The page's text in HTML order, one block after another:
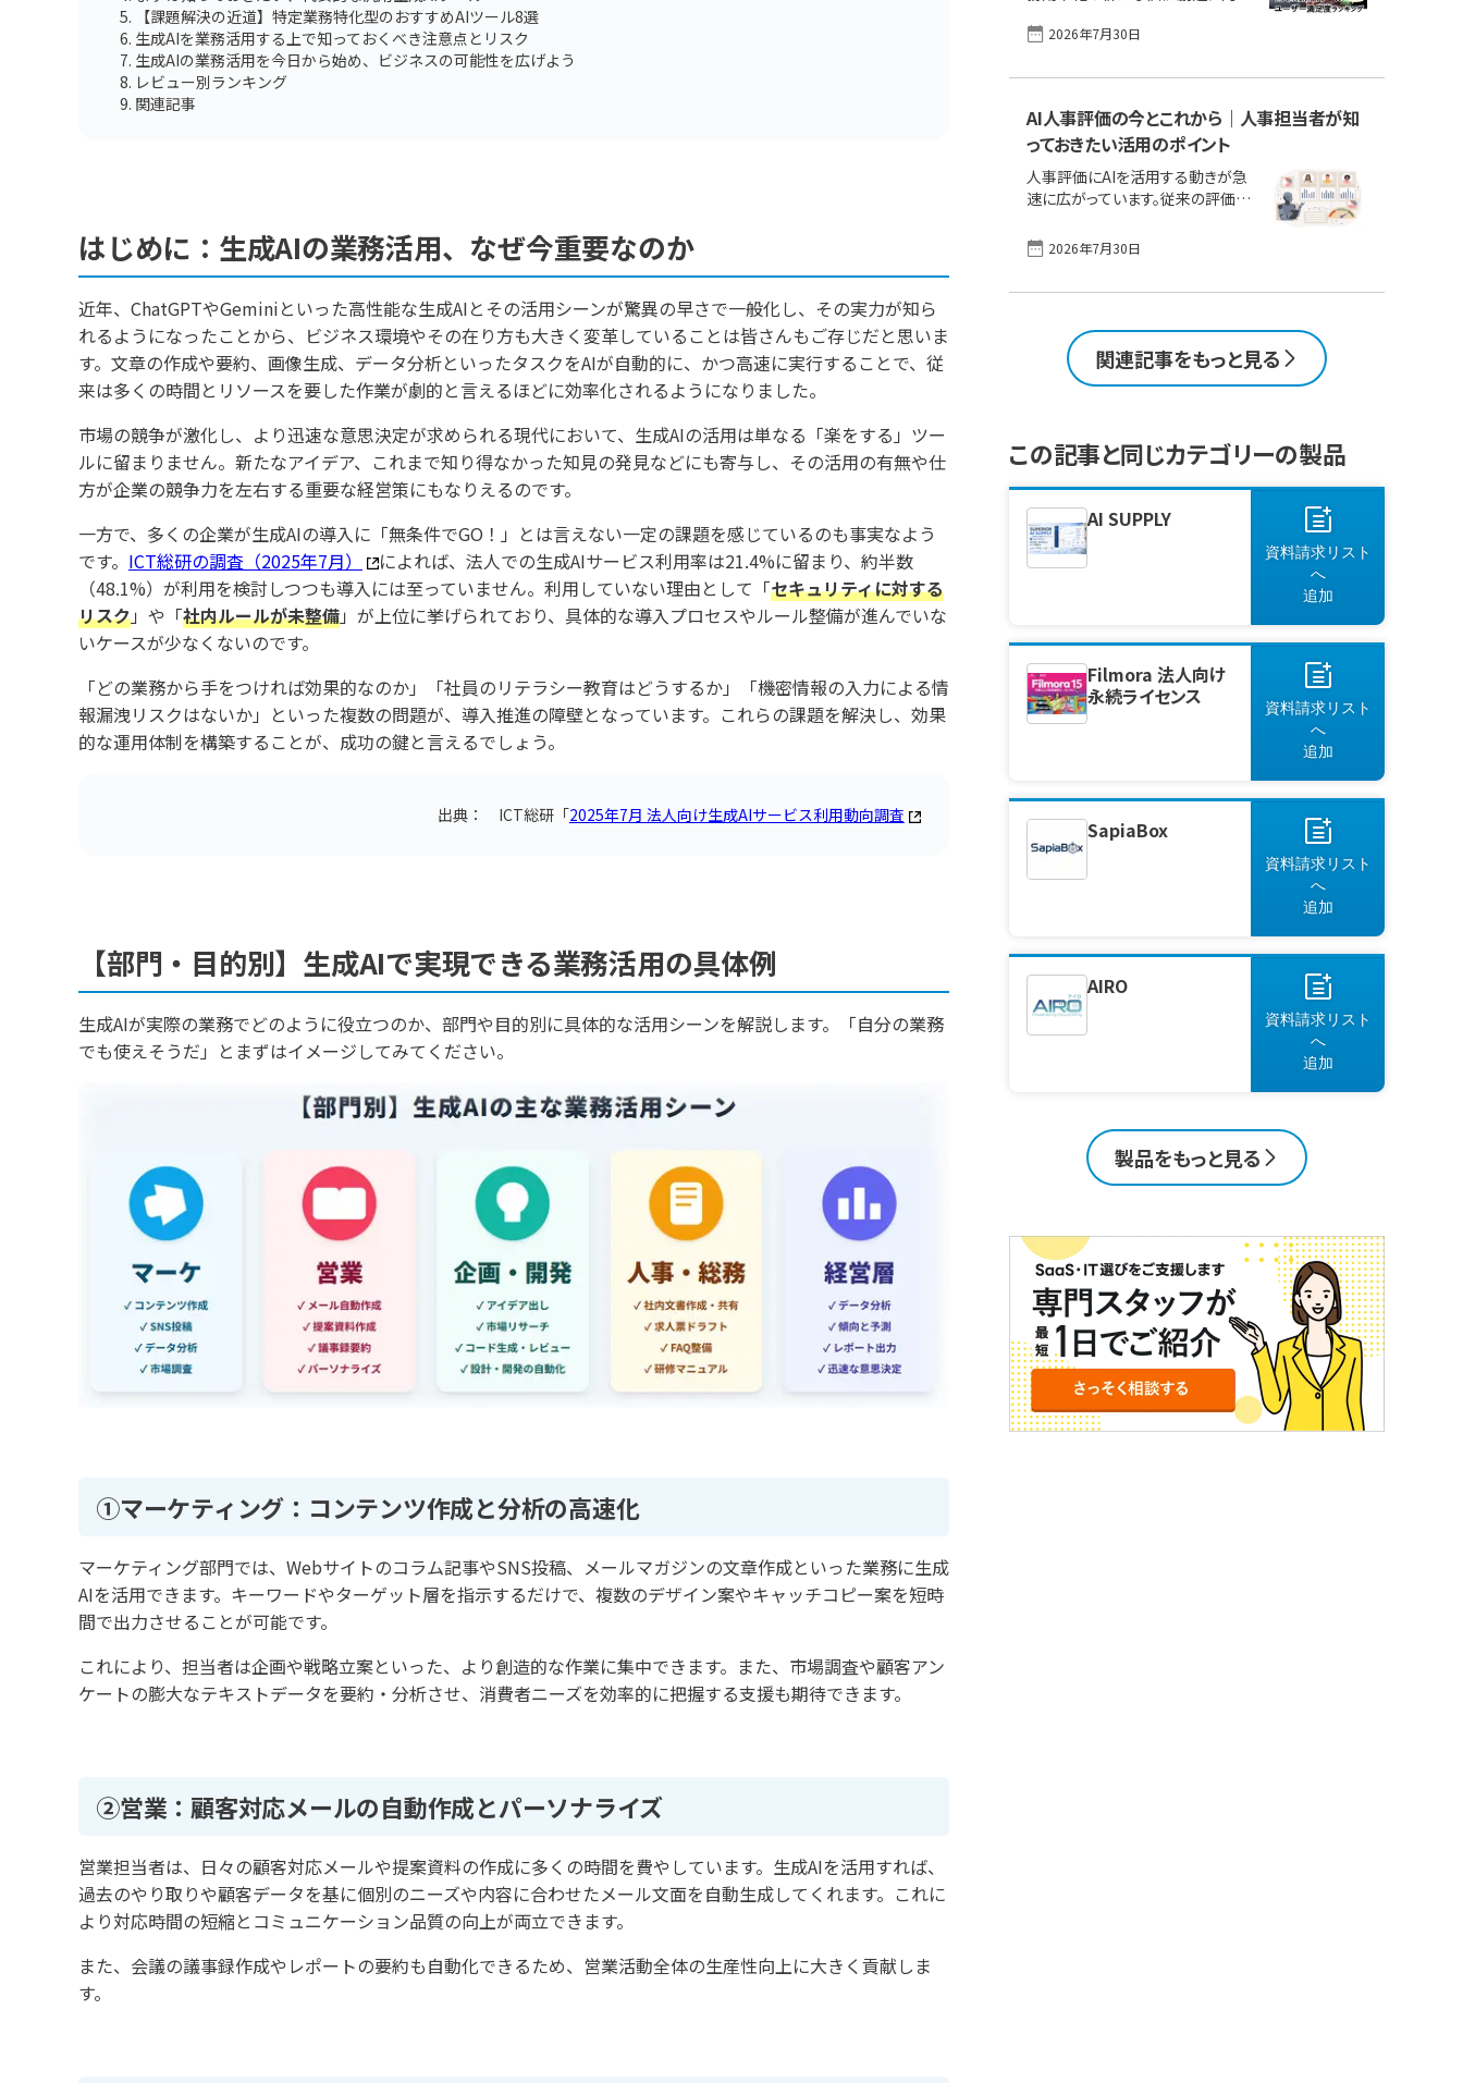
【課題解決の近道】特定業務特化型のおすすめAIツール8選
生成AIを業務活用する上で知っておくべき注意点とリスク
生成AIの業務活用を今日から始め、ビジネスの可能性を広げよう
レビュー別ランキング
関連記事
はじめに：生成AIの業務活用、なぜ今重要なのか
近年、ChatGPTやGeminiといった高性能な生成AIとその活用シーンが驚異の早さで一般化し、その実力が知ら
れるようになったことから、ビジネス環境やその在り方も大きく変革していることは皆さんもご存じだと思いま
す。文章の作成や要約、画像生成、データ分析といったタスクをAIが自動的に、かつ高速に実行することで、従
来は多くの時間とリソースを要した作業が劇的と言えるほどに効率化されるようになりました。
市場の競争が激化し、より迅速な意思決定が求められる現代において、生成AIの活用は単なる「楽をする」ツー
ルに留まりません。新たなアイデア、これまで知り得なかった知見の発見などにも寄与し、その活用の有無や仕
方が企業の競争力を左右する重要な経営策にもなりえるのです。
一方で、多くの企業が生成AIの導入に「無条件でGO！」とは言えない一定の課題を感じているのも事実なよう
です。 ICT総研の調査（2025年7月）
によれば、法人での生成AIサービス利用率は21.4%に留まり、約半数
（48.1%）が利用を検討しつつも導入には至っていません。利用していない理由として「セキュリティに対する
リスク」や「社内ルールが未整備」が上位に挙げられており、具体的な導入プロセスやルール整備が進んでいな
いケースが少なくないのです。
「どの業務から手をつければ効果的なのか」「社員のリテラシー教育はどうするか」「機密情報の入力による情
報漏洩リスクはないか」といった複数の問題が、導入推進の障壁となっています。これらの課題を解決し、効果
的な運用体制を構築することが、成功の鍵と言えるでしょう。
出典： ICT総研「2025年7月 法人向け生成AIサービス利用動向調査
【部門・目的別】生成AIで実現できる業務活用の具体例
生成AIが実際の業務でどのように役立つのか、部門や目的別に具体的な活用シーンを解説します。「自分の業務
でも使えそうだ」とまずはイメージしてみてください。
①マーケティング：コンテンツ作成と分析の高速化
マーケティング部門では、Webサイトのコラム記事やSNS投稿、メールマガジンの文章作成といった業務に生成
AIを活用できます。キーワードやターゲット層を指示するだけで、複数のデザイン案やキャッチコピー案を短時
間で出力させることが可能です。
これにより、担当者は企画や戦略立案といった、より創造的な作業に集中できます。また、市場調査や顧客アン
ケートの膨大なテキストデータを要約・分析させ、消費者ニーズを効率的に把握する支援も期待できます。
②営業：顧客対応メールの自動作成とパーソナライズ
営業担当者は、日々の顧客対応メールや提案資料の作成に多くの時間を費やしています。生成AIを活用すれば、
過去のやり取りや顧客データを基に個別のニーズや内容に合わせたメール文面を自動生成してくれます。これに
より対応時間の短縮とコミュニケーション品質の向上が両立できます。
また、会議の議事録作成やレポートの要約も自動化できるため、営業活動全体の生産性向上に大きく貢献しま
す。
AIヘルプデスクの仕組みや導入メリ
していきます。 この1ページで理解！
メリット／デメリッ [&hellip;]
する企業が急増しています。一方で、
種多様に矢継ぎ早に登場し、また驚
し始めたことから、「一体どれを選べ
ばよいのか」と製品・ツールの選定が
難しくなっている、「よく分からない
し、セキュリティが心配とも聞く」とい
った壁で導入計画が進まない企業
際にAIツールを導入したユーザーか
いる製品・サービスの2026年6月現
す。それぞれのツールの特徴を理解
し [&hellip;]
2026年7月30日
AI人事評価の今とこれから｜人事担当者が知
っておきたい活用のポイント
人事評価にAIを活用する動きが急
速に広がっています。従来の評価は、
昧さといった課題を抱えてきました。
AIを導入することで、データに基づく
産性向上につながります。この記事
では、AI人事評価の仕組みやメリッ
ト、導入に伴う注意点、システム選定
ページで理解！AIツールの主な機
能、メリット／デメリット、選定ポイン
ト｜人気・定番・おすすめの製品をチ
ェック AI人事評価とは？AI人事評価
を導入するメリットAI人事評価のデ
メリット・注 [&hellip;]
2026年7月30日
関連記事をもっと見る
この記事と同じカテゴリーの製品
AI SUPPLY
資料請求リスト
へ
追加
Filmora 法人向け
永続ライセンス
資料請求リスト
へ
追加
SapiaBox
資料請求リスト
へ
追加
AIRO
資料請求リスト
へ
追加
製品をもっと見る